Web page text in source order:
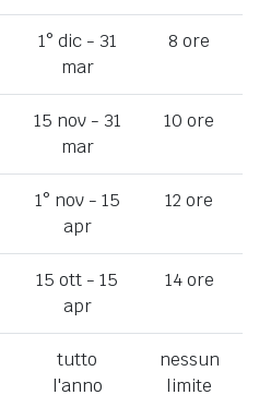
1° dic - 31
mar
8 ore
15 nov - 31
mar
10 ore
1° nov - 15
apr
12 ore
15 ott - 15
apr
14 ore
tutto
l'anno
nessun
limite